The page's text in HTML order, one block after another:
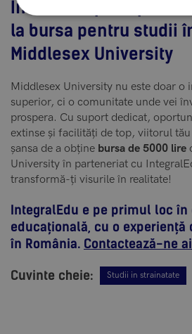
Înscrie-te până pe
la bursa pentru studii
Middlesex University
Middlesex University nu este doar o
superior, ci o comunitate unde vei
prospera. Cu suport dedicat,
extinse și facilități de top, viitorul
șansa de a obține bursa de 5000 lire
University în parteneriat cu
transformă-ți visurile în realitate!
IntegralEdu e pe primul loc
educațională, cu o experiență
în România. Contactează-ne
Cuvinte cheie: Studii in strainatate